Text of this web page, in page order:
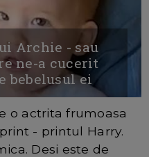
Archie - sau
ne-a cucerit
bebelusul ei
o actrita frumoasa
- printul Harry.
Desi este de